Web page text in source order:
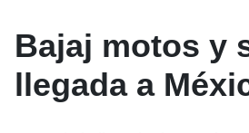
Bajaj motos y
llegada a